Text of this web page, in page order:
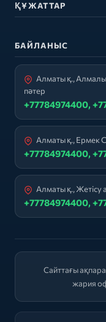
ҚҰЖАТТАР
БАЙЛАНЫС
Алматы қ., Алмалы
пәтер
+77784974400,
Алматы қ., Ермек
+77784974400,
Алматы қ., Жетісу
+77784974400,
Сайттағы
жария